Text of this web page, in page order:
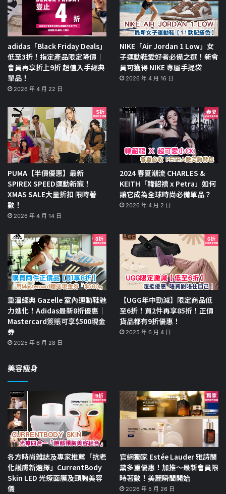
adidas「Black Friday Deals」
低至3折！指定產品限定降價｜
會員再享折上9折 超值入手經典
單品！
2026 年 4 月 22 日
NIKE「Air Jordan 1 Low」女
子運動鞋愛好者必備之選！新會
員可獲得 NIKE 專屬手提袋
2026 年 4 月 16 日
PUMA【半價優惠】最新
SPIREX SPEED運動新寵！
XMAS SALE大量折扣 限時著
數！
2026 年 4 月 14 日
2024 春夏潮流 CHARLES &
KEITH「韓韶禧 x Petra」如何
讓它成為全球時尚必備單品？
2026 年 4 月 2 日
重溫經典 Gazelle 室內運動鞋魅
力進化！Adidas最新8折優惠｜
Mastercard簽賬可享$500現金
券
2025 年 6 月 28 日
【UGG年中勁減】限定商品低
至6折！買2件再享85折！正價
貨品都有9折優惠！
2025 年 6 月 4 日
美容瘦身
各方時尚雜誌及專家推薦「抗老
化護膚新選擇」CurrentBody
Skin LED 光療面膜及頸胸美容
儀
官網獨家 Estée Lauder 雅詩蘭
黛多重優惠！加推～最新會員限
時著數！美麗瞬間開始
2026 年 5 月 26 日